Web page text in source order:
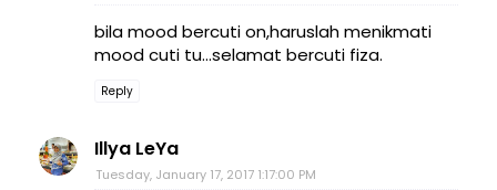
bila mood bercuti on,haruslah menikmati
mood cuti tu...selamat bercuti fiza.
Reply
Illya LeYa
Tuesday, January 17, 2017 1:17:00 PM